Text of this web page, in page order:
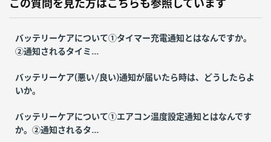
この質問を見た方はこちらも参照しています
バッテリーケアについて①タイマー充電通知とはなんですか。
②通知されるタイミ...
バッテリーケア(悪い/良い)通知が届いたら時は、どうしたらよ
いか。
バッテリーケアについて①エアコン温度設定通知とはなんです
か。②通知されるタ...